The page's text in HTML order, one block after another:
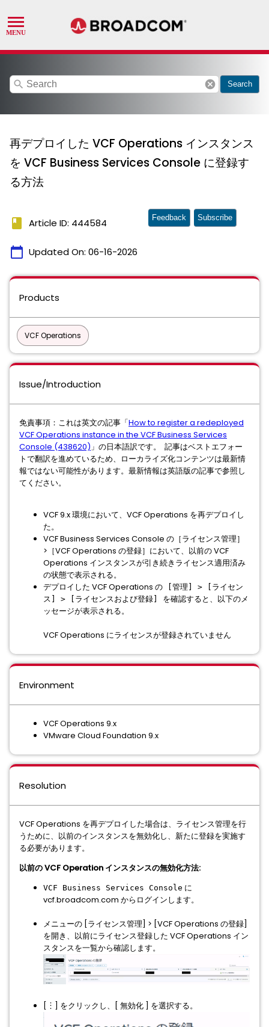
search cancel Search
再デプロイした VCF Operations インスタンス
を VCF Business Services Console に登録す
る方法
book Article ID: 444584
calendar_today Updated On: 06-16-2026
Feedback Subscribe
Products
VCF Operations
Issue/Introduction
免責事項：これは英文の記事「How to register a redeployed
VCF Operations instance in the VCF Business Services
Console (438620)」の日本語訳です。 記事はベストエフォー
トで翻訳を進めているため、ローカライズ化コンテンツは最新情
報ではない可能性があります。最新情報は英語版の記事で参照し
てください。
VCF 9.x 環境において、VCF Operations を再デプロイし
た。
VCF Business Services Console の［ライセンス管理］
>［VCF Operations の登録］において、以前の VCF
Operations インスタンスが引き続きライセンス適用済み
の状態で表示される。
デプロイした VCF Operations の [管理] > [ライセン
ス] > [ライセンスおよび登録] を確認すると、以下のメ
ッセージが表示される。
VCF Operations にライセンスが登録されていません
Environment
VCF Operations 9.x
VMware Cloud Foundation 9.x
Resolution
VCF Operations を再デプロイした場合は、ライセンス管理を行
うために、以前のインスタンスを無効化し、新たに登録を実施す
る必要があります。
以前の VCF Operation インスタンスの無効化方法:
VCF Business Services Console に
vcf.broadcom.com からログインします。
メニューの [ライセンス管理] > [VCF Operations の登録]
を開き、以前にライセンス登録した VCF Operations イン
スタンスを一覧から確認します。
[︙] をクリックし、[ 無効化 ] を選択する。